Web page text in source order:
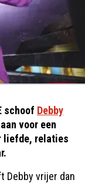
schoof Debby
voor een
liefde, relaties
Debby vrijer dan